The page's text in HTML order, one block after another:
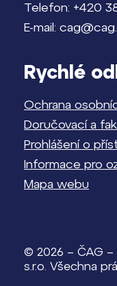
Telefon: +420
E-mail:
Rychlé
Ochrana
Doručovací a
Prohlášení o
Informace pro
Mapa webu
© 2026 – ČAG –
s.r.o. Všechna